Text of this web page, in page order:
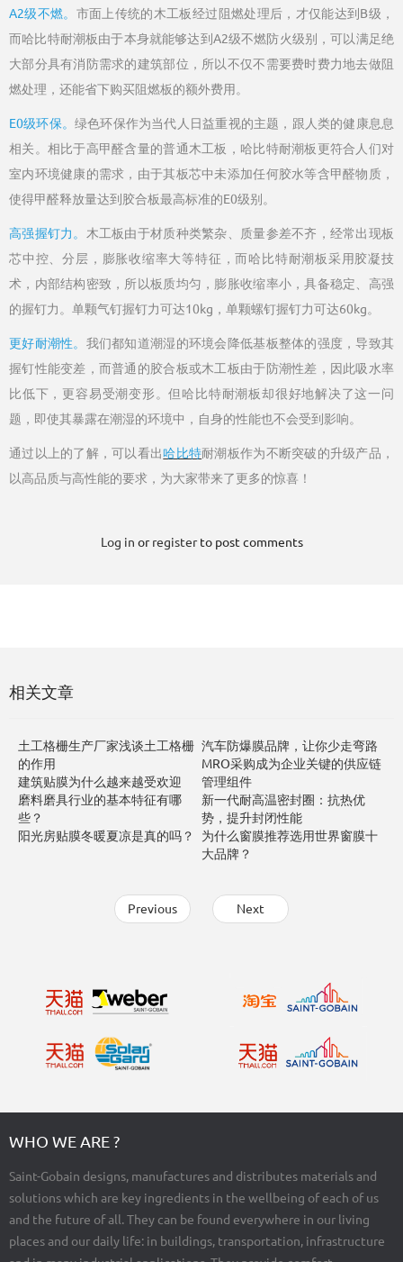
A2级不燃。 市面上传统的木工板经过阻燃处理后，才仅能达到B级，
而哈比特耐潮板由于本身就能够达到A2级不燃防火级别，可以满足绝
大部分具有消防需求的建筑部位，所以不仅不需要费时费力地去做阻
燃处理，还能省下购买阻燃板的额外费用。
E0级环保。绿色环保作为当代人日益重视的主题，跟人类的健康息息
相关。相比于高甲醛含量的普通木工板，哈比特耐潮板更符合人们对
室内环境健康的需求，由于其板芯中未添加任何胶水等含甲醛物质，
使得甲醛释放量达到胶合板最高标准的E0级别。
高强握钉力。 木工板由于材质种类繁杂、质量参差不齐，经常出现板
芯中控、分层，膨胀收缩率大等特征，而哈比特耐潮板采用胶凝技
术，内部结构密致，所以板质均匀，膨胀收缩率小，具备稳定、高强
的握钉力。单颗气钉握钉力可达10kg，单颗螺钉握钉力可达60kg。
更好耐潮性。 我们都知道潮湿的环境会降低基板整体的强度，导致其
握钉性能变差，而普通的胶合板或木工板由于防潮性差，因此吸水率
比低下，更容易受潮变形。但哈比特耐潮板却很好地解决了这一问
题，即使其暴露在潮湿的环境中，自身的性能也不会受到影响。
通过以上的了解，可以看出哈比特耐潮板作为不断突破的升级产品，
以高品质与高性能的要求，为大家带来了更多的惊喜！
Log in orregisterto post comments
相关文章
土工格栅生产厂家浅谈土工格栅
的作用
建筑贴膜为什么越来越受欢迎
磨料磨具行业的基本特征有哪
些？
阳光房贴膜冬暖夏凉是真的吗？
汽车防爆膜品牌，让你少走弯路
MRO采购成为企业关键的供应链
管理组件
新一代耐高温密封圈：抗热优
势，提升封闭性能
为什么窗膜推荐选用世界窗膜十
大品牌？
Previous Next
WHO WE ARE ?
Saint-Gobain designs, manufactures and distributes materials and
solutions which are key ingredients in the wellbeing of each of us
and the future of all. They can be found everywhere in our living
places and our daily life: in buildings, transportation, infrastructure